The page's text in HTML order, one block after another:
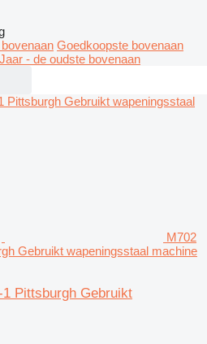
Goedkoopste bovenaan
Jaar - de oudste bovenaan
M702
Gebruikt wapeningsstaal machine
Pittsburgh Gebruikt